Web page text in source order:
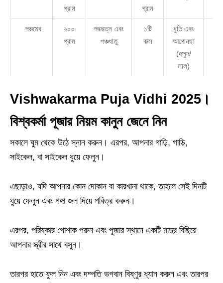
গ্রাম
গ্রাম
পঞ্চমেব
২০০
গ্রাম
পঞ্চরত্ন এবং
পঞ্চধাতু
১টি
বাক্স
ধুতি এবং
আগোনছা
(হলুদ/
লাল)
Vishwakarma Puja Vidhi 2025।
বিশ্বকর্মা পূজার নিয়ম কানুন জেনে নিন
সকালে ঘুম থেকে উঠে স্নান করুন। এরপর, আপনার গাড়ি, গাড়ি,
সাইকেল, বা সাইকেল ধুয়ে ফেলুন।
এছাড়াও, যদি আপনার কোন দোকান বা কারখানা থাকে, তাহলে সেই দিনটি
ধুয়ে ফেলুন এবং গঙ্গা জল দিয়ে পবিত্র করুন।
এরপর, পরিষ্কার পোশাক পরুন এবং পূজার স্থানে একটি মাদুর বিছিয়ে
আপনার স্ত্রীর সাথে বসুন।
তারপর হাতে ফুল নিন এবং দম্পতি ভগবান বিষ্ণুর ধ্যান করুন এবং তারপর